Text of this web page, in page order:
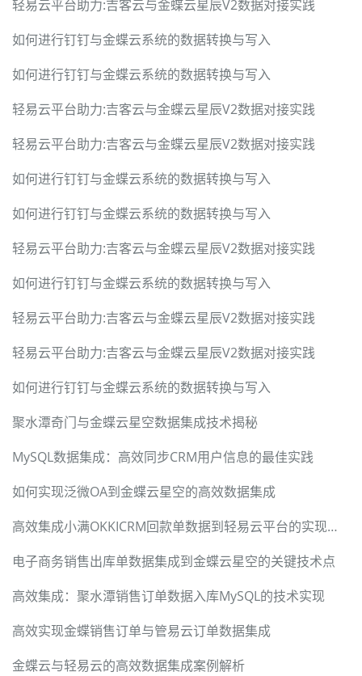
轻易云平台助力:吉客云与金蝶云星辰V2数据对接实践
如何进行钉钉与金蝶云系统的数据转换与写入
如何进行钉钉与金蝶云系统的数据转换与写入
轻易云平台助力:吉客云与金蝶云星辰V2数据对接实践
轻易云平台助力:吉客云与金蝶云星辰V2数据对接实践
如何进行钉钉与金蝶云系统的数据转换与写入
如何进行钉钉与金蝶云系统的数据转换与写入
轻易云平台助力:吉客云与金蝶云星辰V2数据对接实践
如何进行钉钉与金蝶云系统的数据转换与写入
轻易云平台助力:吉客云与金蝶云星辰V2数据对接实践
轻易云平台助力:吉客云与金蝶云星辰V2数据对接实践
如何进行钉钉与金蝶云系统的数据转换与写入
聚水潭奇门与金蝶云星空数据集成技术揭秘
MySQL数据集成：高效同步CRM用户信息的最佳实践
如何实现泛微OA到金蝶云星空的高效数据集成
高效集成小满OKKICRM回款单数据到轻易云平台的实现技术
电子商务销售出库单数据集成到金蝶云星空的关键技术点
高效集成：聚水潭销售订单数据入库MySQL的技术实现
高效实现金蝶销售订单与管易云订单数据集成
金蝶云与轻易云的高效数据集成案例解析